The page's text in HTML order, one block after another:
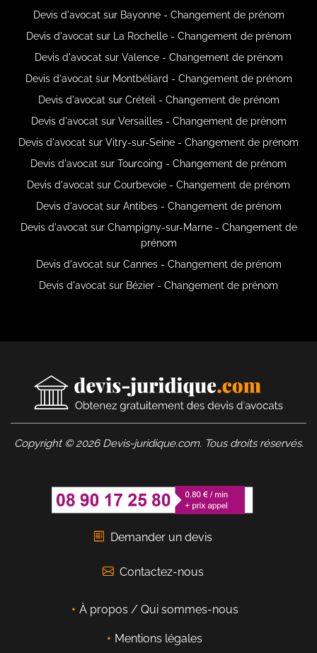
Devis d'avocat sur Bayonne - Changement de prénom
Devis d'avocat sur La Rochelle - Changement de prénom
Devis d'avocat sur Valence - Changement de prénom
Devis d'avocat sur Montbéliard - Changement de prénom
Devis d'avocat sur Créteil - Changement de prénom
Devis d'avocat sur Versailles - Changement de prénom
Devis d'avocat sur Vitry-sur-Seine - Changement de prénom
Devis d'avocat sur Tourcoing - Changement de prénom
Devis d'avocat sur Courbevoie - Changement de prénom
Devis d'avocat sur Antibes - Changement de prénom
Devis d'avocat sur Champigny-sur-Marne - Changement de
prénom
Devis d'avocat sur Cannes - Changement de prénom
Devis d'avocat sur Bézier - Changement de prénom
Copyright © 2026 Devis-juridique.com. Tous droits réservés.
Demander un devis
Contactez-nous
À propos / Qui sommes-nous
Mentions légales